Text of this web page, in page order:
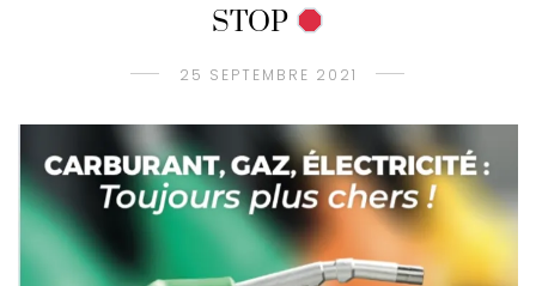
STOP
25 SEPTEMBRE 2021